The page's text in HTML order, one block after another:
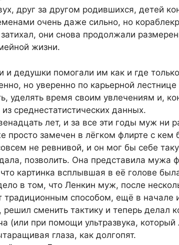
друг за другом родившихся, детей
очень даже сильно, но
они снова продолжали
жизни.
и дедушки помогали им как и где
но уверенно по карьерной
уделять время своим увлечениям и,
среднестатистических данных.
лет, и за все эти годы муж ни
просто замечен в лёгком флирте с кем
не ревнивой, и он мог бы себе
позволить. Она представила мужа
картинка всплывшая в её голове
в том, что Ленкин муж, после
традиционным способом, ещё в начале
решил сменить тактику и теперь делал
(или при помощи ультразвука, который
глаза, как долгопят.